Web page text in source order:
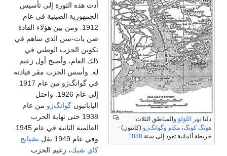
نهر اللؤلؤوالمناطق الثلاث:
كونگ،مكاو وگوانگ‌ژو(كانتون) -
ألمانية تعود إلى سنة1888
.
أدت هذه الثورة إلى تأسيس
الجمهورية الصينية في عام
1912. ومن بين هؤلاء القادة
صن يات-سن الذي ساهم في
تكوين الحزب الوطني في
ذلك العام، وأصبح أول زعيم
له. وأسس الحزب مقر قيادته
في گوانگ‌ژو من عام 1917
إلى عام 1926. واحتل
اليابانيون گوانگ‌ژو من عام
1938 حتى نهاية الحرب
العالمية الثانية في عام 1945.
وفي عام 1949 نقل
تشيانج
كاي شيك، زعيم الحزب